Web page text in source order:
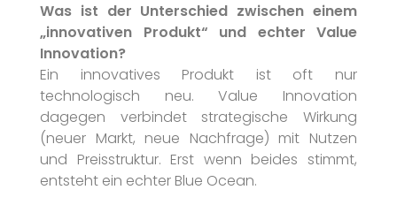
Was ist der Unterschied zwischen einem
„innovativen Produkt“ und echter Value
Innovation?
Ein innovatives Produkt ist oft nur
technologisch neu. Value Innovation
dagegen verbindet strategische Wirkung
(neuer Markt, neue Nachfrage) mit Nutzen
und Preisstruktur. Erst wenn beides stimmt,
entsteht ein echter Blue Ocean.